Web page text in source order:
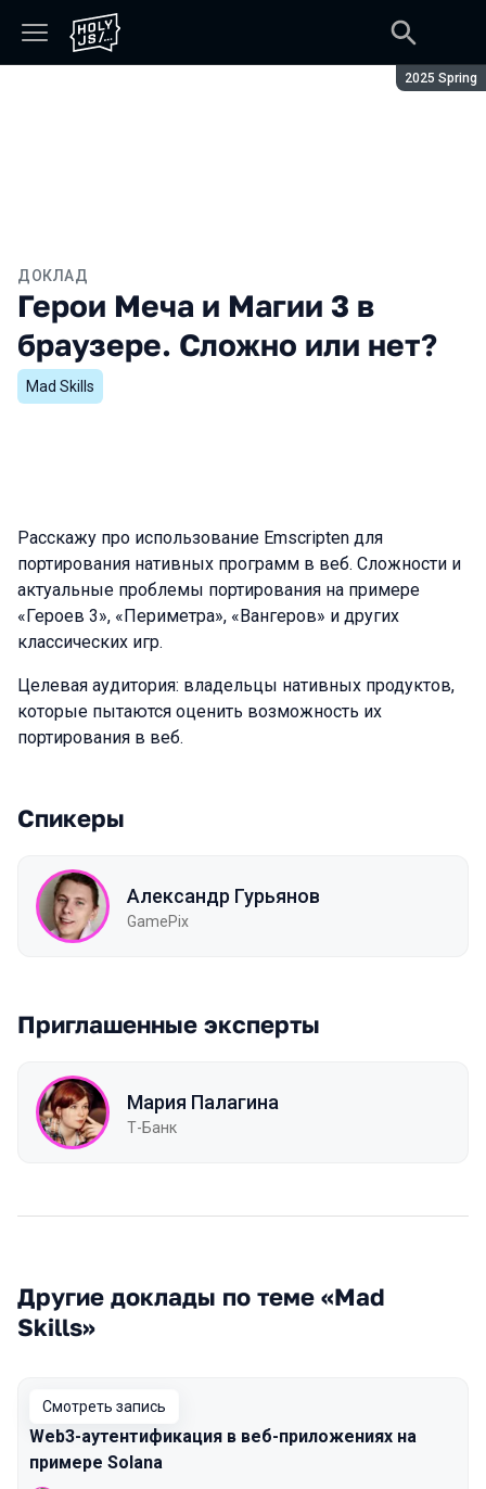
Сезон:
2025 Spring
ДОКЛАД
Герои Меча и Магии 3 в
браузере. Сложно или нет?
Mad Skills
Расскажу про использование Emscripten для
портирования нативных программ в веб. Сложности и
актуальные проблемы портирования на примере
«Героев 3», «Периметра», «Вангеров» и других
классических игр.
Целевая аудитория: владельцы нативных продуктов,
которые пытаются оценить возможность их
портирования в веб.
Спикеры
Александр Гурьянов
GamePix
Приглашенные эксперты
Мария Палагина
Т-Банк
Другие доклады по теме «Mad
Skills»
Смотреть запись
Web3-аутентификация в веб-приложениях на
примере Solana